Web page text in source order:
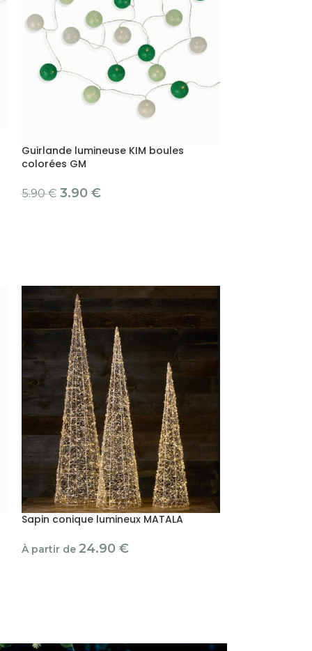
Guirlande lumineuse KIM boules
colorées GM
5.90€ 3.90 €
Sapin conique lumineux MATALA
À partir de 24.90 €